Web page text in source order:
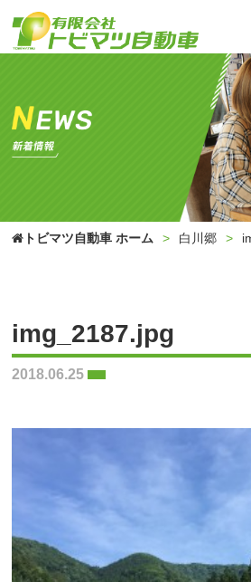
トビマツ自動車 ホーム 白川郷
img_2187.jpg
2018.06.25